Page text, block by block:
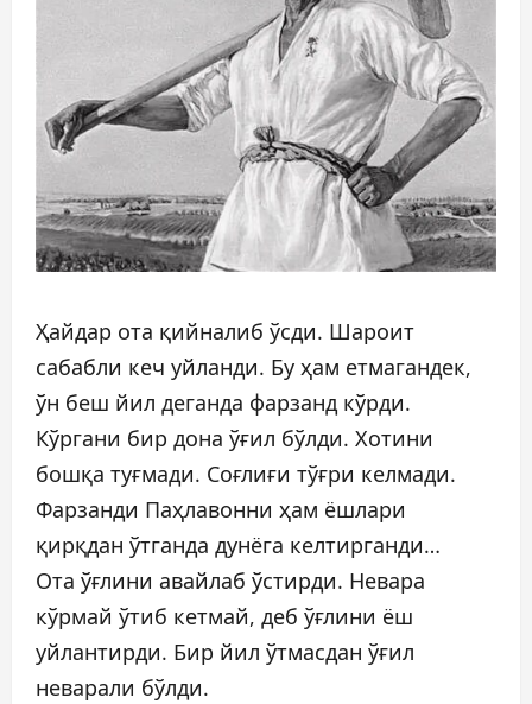
Ҳайдар ота қийналиб ўсди. Шароит
сабабли кеч уйланди. Бу ҳам етмагандек,
ўн беш йил деганда фарзанд кўрди.
Кўргани бир дона ўғил бўлди. Хотини
бошқа туғмади. Соғлиғи тўғри келмади.
Фарзанди Паҳлавонни ҳам ёшлари
қирқдан ўтганда дунёга келтирганди…
Ота ўғлини авайлаб ўстирди. Невара
кўрмай ўтиб кетмай, деб ўғлини ёш
уйлантирди. Бир йил ўтмасдан ўғил
неварали бўлди.